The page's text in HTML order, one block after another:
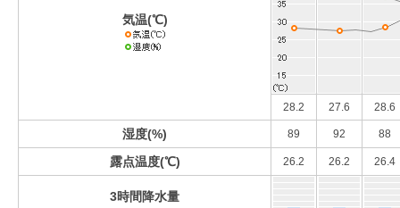
気温(℃)
28.2 27.6 28.6
湿度(%) 89 92 88
露点温度(℃) 26.2 26.2 26.4
3時間降水量